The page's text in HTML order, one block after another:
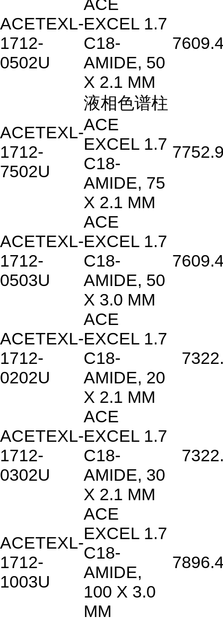
ACETEXL-
1712-
0502U
ACE
EXCEL 1.7
C18-
AMIDE, 50
X 2.1 MM
ACETEXL-
1712-
7502U
液相色谱柱
ACE
EXCEL 1.7
C18-
AMIDE, 75
X 2.1 MM
ACETEXL-
1712-
0503U
ACE
EXCEL 1.7
C18-
AMIDE, 50
X 3.0 MM
ACETEXL-
1712-
0202U
ACE
EXCEL 1.7
C18-
AMIDE, 20
X 2.1 MM
ACETEXL-
1712-
0302U
ACE
EXCEL 1.7
C18-
AMIDE, 30
X 2.1 MM
ACETEXL-
1712-
1003U
ACE
EXCEL 1.7
C18-
AMIDE,
100 X 3.0
MM